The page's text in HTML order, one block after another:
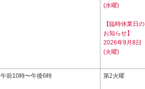
(水曜)
【臨時休業日の
お知らせ】
2026年9月8日
(火曜)
午前10時〜午後6時 第2火曜